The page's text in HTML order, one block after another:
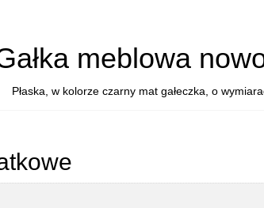
meblowa
Płaska, w kolorze czarny mat gałeczka, o